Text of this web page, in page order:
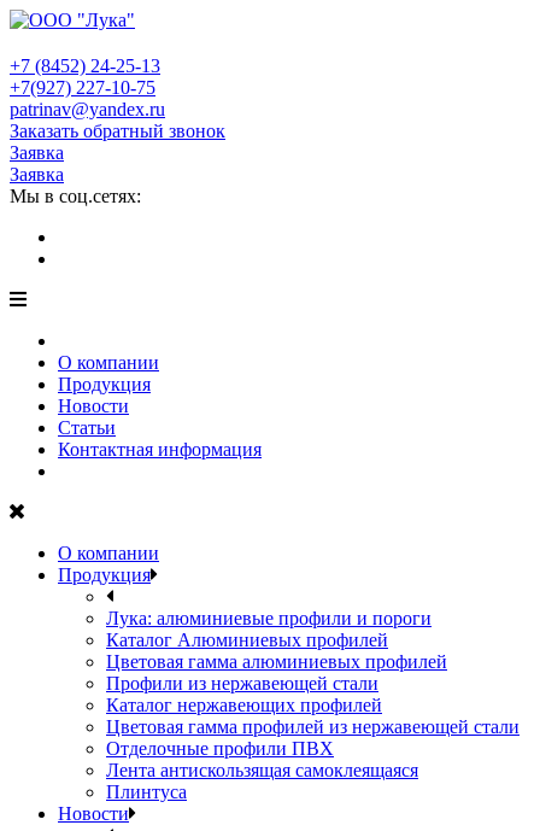
+7 (8452) 24-25-13
+7(927) 227-10-75
patrinav@yandex.ru
Заказать обратный звонок
Заявка
Заявка
Мы в соц.сетях:
О компании
Продукция
Новости
Статьи
Контактная информация
О компании
Продукция
Лука: алюминиевые профили и пороги
Каталог Алюминиевых профилей
Цветовая гамма алюминиевых профилей
Профили из нержавеющей стали
Каталог нержавеющих профилей
Цветовая гамма профилей из нержавеющей стали
Отделочные профили ПВХ
Лента антискользящая самоклеящаяся
Плинтуса
Новости